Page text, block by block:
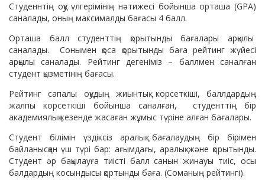
Студеннтің оқу үлгерімінің нәтижесі бойынша орташа (GPA)
саналады, оның максималды бағасы 4 балл.
Орташа балл студенттің қорытынды бағалары арқылы
саналады. Сонымен қоса қорытынды баға рейтинг жүйесі
арқылы саналады. Рейтинг дегеніміз – баллмен саналған
студент қызметінің бағасы.
Рейтинг сапалы оқудың жиынтық корсеткіші, баллдардың
жалпы корсеткіші бойынша саналған, студенттің бір
академиялық кезенде жасаған жұмыс түріне алған бағалары.
Студент білімін үздіксіз аралық бағалаудың бір бірімен
байланысқан үш түрі бар: ағымдағы, аралық және қорытынды.
Студент әр бақылауға тиісті балл санын жинауы тиіс, осы
балдардың косындысы қортынды баға. (Соманың рейтингі).